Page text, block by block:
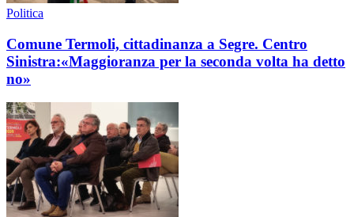
Politica
Comune Termoli, cittadinanza a Segre. Centro
Sinistra:«Maggioranza per la seconda volta ha detto
no»